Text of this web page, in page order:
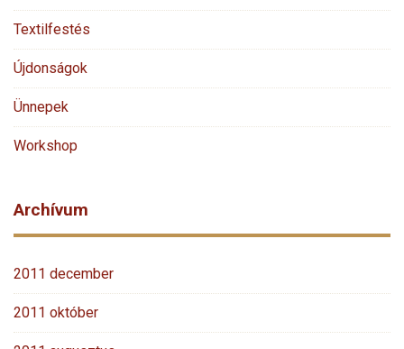
Textilfestés
Újdonságok
Ünnepek
Workshop
Archívum
2011 december
2011 október